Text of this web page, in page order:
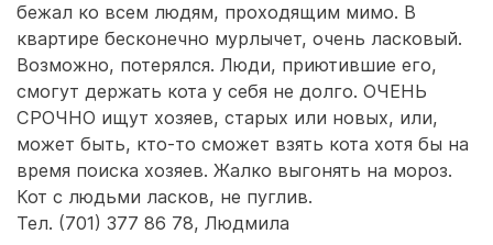
бежал ко всем людям, проходящим мимо. В
квартире бесконечно мурлычет, очень ласковый.
Возможно, потерялся. Люди, приютившие его,
смогут держать кота у себя не долго. ОЧЕНЬ
СРОЧНО ищут хозяев, старых или новых, или,
может быть, кто-то сможет взять кота хотя бы на
время поиска хозяев. Жалко выгонять на мороз.
Кот с людьми ласков, не пуглив.
Тел. (701) 377 86 78, Людмила